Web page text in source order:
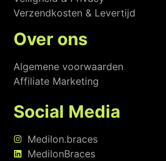
Verzendkosten & Levertijd
Over ons
Algemene voorwaarden
Affiliate Marketing
Social Media
Medilon.braces
MedilonBraces